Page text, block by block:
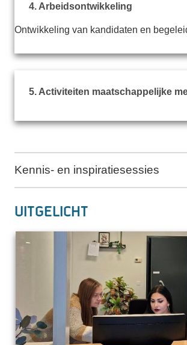
4. Arbeidsontwikkeling
Ontwikkeling van kandidaten en
5. Activiteiten maatschappelijke
Kennis- en inspiratiesessies
Uitgelicht